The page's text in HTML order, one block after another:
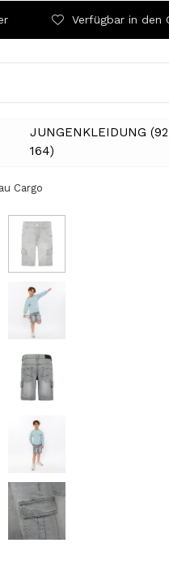
JUNGENKLEIDUNG
164)
Verfügbar in den
Cargo